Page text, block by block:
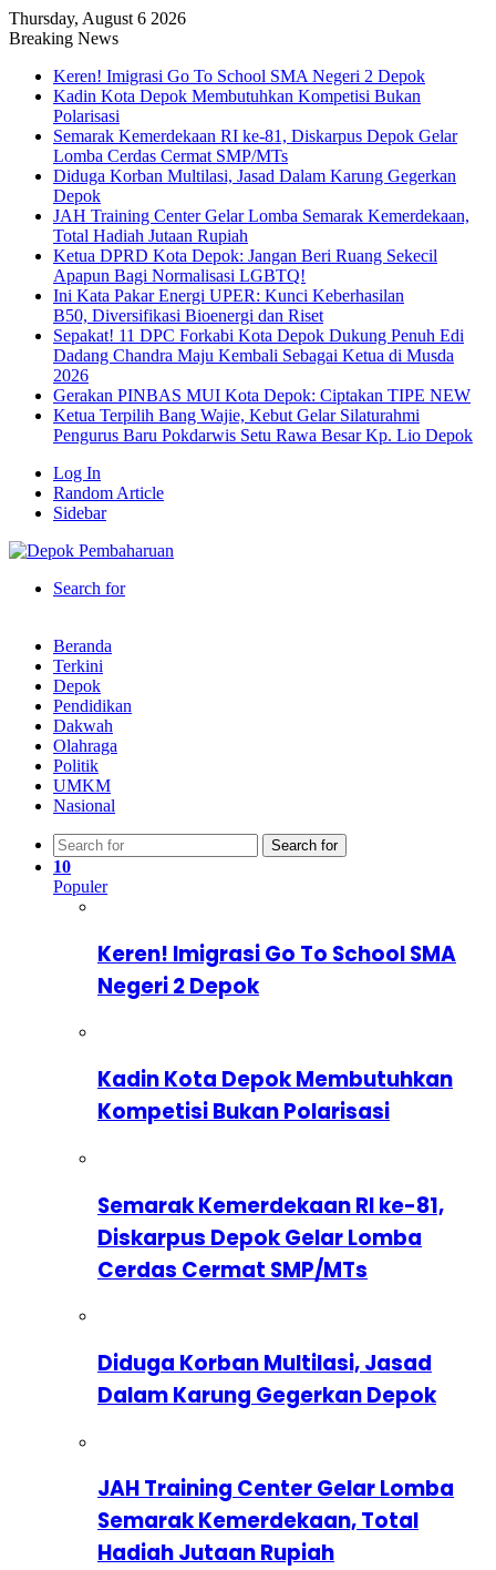
Thursday, August 6 2026
Breaking News
Keren! Imigrasi Go To School SMA Negeri 2 Depok
Kadin Kota Depok Membutuhkan Kompetisi Bukan
Polarisasi
Semarak Kemerdekaan RI ke-81, Diskarpus Depok Gelar
Lomba Cerdas Cermat SMP/MTs
Diduga Korban Multilasi, Jasad Dalam Karung Gegerkan
Depok
JAH Training Center Gelar Lomba Semarak Kemerdekaan,
Total Hadiah Jutaan Rupiah
Ketua DPRD Kota Depok: Jangan Beri Ruang Sekecil
Apapun Bagi Normalisasi LGBTQ!
Ini Kata Pakar Energi UPER: Kunci Keberhasilan
B50, Diversifikasi Bioenergi dan Riset
Sepakat! 11 DPC Forkabi Kota Depok Dukung Penuh Edi
Dadang Chandra Maju Kembali Sebagai Ketua di Musda
2026
Gerakan PINBAS MUI Kota Depok: Ciptakan TIPE NEW
Ketua Terpilih Bang Wajie, Kebut Gelar Silaturahmi
Pengurus Baru Pokdarwis Setu Rawa Besar Kp. Lio Depok
Log In
Random Article
Sidebar
Search for
Beranda
Terkini
Depok
Pendidikan
Dakwah
Olahraga
Politik
UMKM
Nasional
Search for
10
Populer
Keren! Imigrasi Go To School SMA
Negeri 2 Depok
Kadin Kota Depok Membutuhkan
Kompetisi Bukan Polarisasi
Semarak Kemerdekaan RI ke-81,
Diskarpus Depok Gelar Lomba
Cerdas Cermat SMP/MTs
Diduga Korban Multilasi, Jasad
Dalam Karung Gegerkan Depok
JAH Training Center Gelar Lomba
Semarak Kemerdekaan, Total
Hadiah Jutaan Rupiah